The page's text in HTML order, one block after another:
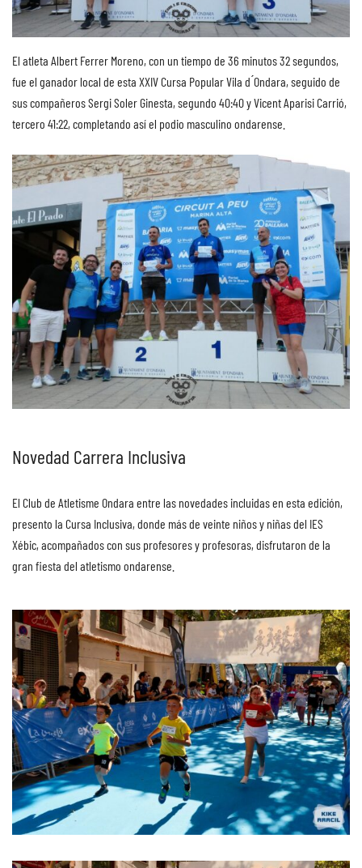
El atleta Albert Ferrer Moreno, con un tiempo de 36 minutos 32 segundos,
fue el ganador local de esta XXIV Cursa Popular Vila d ́Ondara, seguido de
sus compañeros Sergi Soler Ginesta, segundo 40:40 y Vicent Aparisi Carrió,
tercero 41:22, completando así el podio masculino ondarense.
Novedad Carrera Inclusiva
El Club de Atletisme Ondara entre las novedades incluidas en esta edición,
presento la Cursa Inclusiva, donde más de veinte niños y niñas del IES
Xébic, acompañados con sus profesores y profesoras, disfrutaron de la
gran fiesta del atletismo ondarense.